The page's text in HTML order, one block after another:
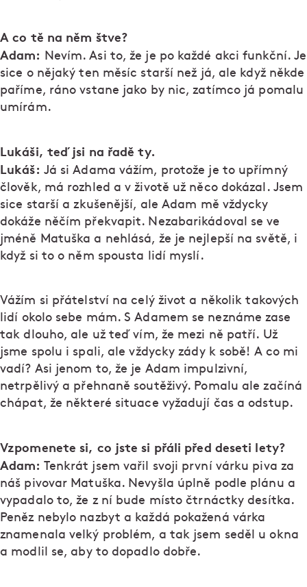
A co tě na něm štve?
Adam:
Nevím. Asi to, že je po každé akci funkční. Je
sice o nějaký ten měsíc starší než já, ale když někde
paříme, ráno vstane jako by nic, zatímco já pomalu
umírám.
Lukáši, teď jsi na řadě ty.
Lukáš: Já si Adama vážím, protože je to upřímný
člověk, má rozhled a v životě už něco dokázal. Jsem
sice starší a zkušenější, ale Adam mě vždycky
dokáže něčím překvapit. Nezabarikádoval se ve
jméně Matuška a nehlásá, že je nejlepší na světě, i
když si to o něm spousta lidí myslí.
Vážím si přátelství na celý život a několik takových
lidí okolo sebe mám. S Adamem se neznáme zase
tak dlouho, ale už teď vím, že mezi ně patří. Už
jsme spolu i spali, ale vždycky zády k sobě! A co mi
vadí? Asi jenom to, že je Adam impulzivní,
netrpělivý a přehnaně soutěživý. Pomalu ale začíná
chápat, že některé situace vyžadují čas a odstup.
Vzpomenete si, co jste si přáli před deseti lety?
Adam: Tenkrát jsem vařil svoji první várku piva za
náš pivovar Matuška. Nevyšla úplně podle plánu a
vypadalo to, že z ní bude místo čtrnáctky desítka.
Peněz nebylo nazbyt a každá pokažená várka
znamenala velký problém, a tak jsem seděl u okna
a modlil se, aby to dopadlo dobře.